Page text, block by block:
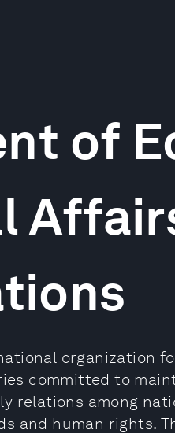
of
organization
committed to
relations among
and human rights.